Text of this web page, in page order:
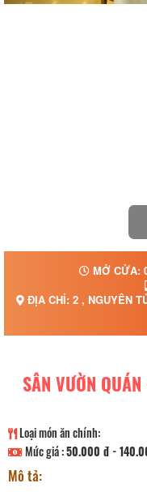
MỞ CỬA:
ĐỊA CHỈ: 2 , NGUYÊN
SÂN VƯỜN
Loại món ăn chính:
Mức giá :50.000 đ -
Mô tả: